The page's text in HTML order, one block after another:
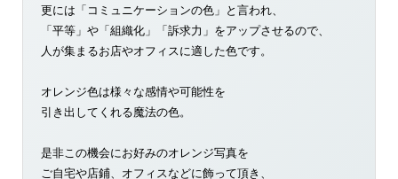
更には「コミュニケーションの色」と言われ、
「平等」や「組織化」「訴求力」をアップさせるので、
人が集まるお店やオフィスに適した色です。
オレンジ色は様々な感情や可能性を
引き出してくれる魔法の色。
是非この機会にお好みのオレンジ写真を
ご自宅や店鋪、オフィスなどに飾って頂き、